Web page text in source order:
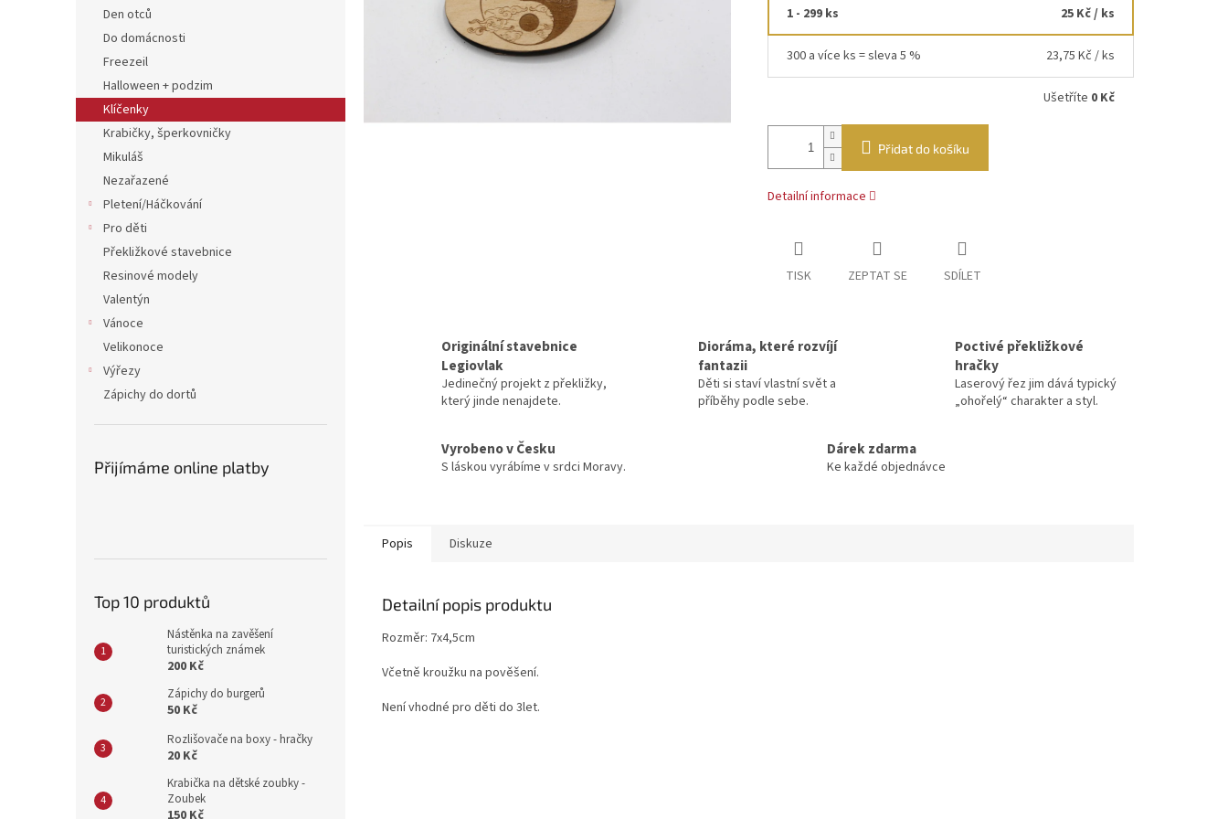
Den otců
Do domácnosti
Freezeil
Halloween + podzim
Klíčenky
Krabičky, šperkovničky
Mikuláš
Nezařazené
Pletení/Háčkování
Pro děti
Překližkové stavebnice
Resinové modely
Valentýn
Vánoce
Velikonoce
Výřezy
Zápichy do dortů
Přijímáme online platby
Top 10 produktů
Nástěnka na zavěšení
turistických známek
200 Kč
Zápichy do burgerů
50 Kč
Rozlišovače na boxy - hračky
20 Kč
Krabička na dětské zoubky -
Zoubek
150 Kč
1 - 299 ks 25 Kč/ ks
300 a více ks = sleva 5 % 23,75 Kč / ks
Ušetříte 0 Kč
Přidat do košíku
Detailní informace
TISK ZEPTAT SE SDÍLET
Originální stavebnice
Legiovlak
Jedinečný projekt z překližky,
který jinde nenajdete.
Dioráma, které rozvíjí
fantazii
Děti si staví vlastní svět a
příběhy podle sebe.
Poctivé překližkové
hračky
Laserový řez jim dává typický
„ohořelý“ charakter a styl.
Vyrobeno v Česku
S láskou vyrábíme v srdci Moravy.
Dárek zdarma
Ke každé objednávce
Popis Diskuze
Detailní popis produktu
Rozměr: 7x4,5cm
Včetně kroužku na pověšení.
Není vhodné pro děti do 3let.